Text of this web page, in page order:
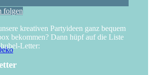
folgen
kreativen Partyideen ganz bequem
bekommen? Dann hüpf auf die Liste
Letter: